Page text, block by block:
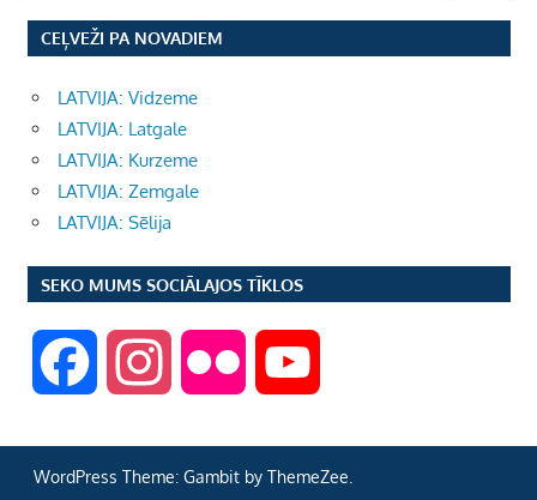
CEĻVEŽI PA NOVADIEM
LATVIJA: Vidzeme
LATVIJA: Latgale
LATVIJA: Kurzeme
LATVIJA: Zemgale
LATVIJA: Sēlija
SEKO MUMS SOCIĀLAJOS TĪKLOS
c s i u
WordPress Theme: Gambit by ThemeZee.